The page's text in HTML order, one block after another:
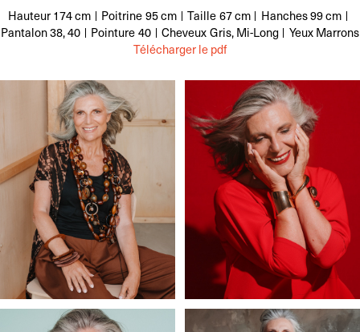
Hauteur 174 cm Poitrine95 cm Taille67 cm Hanches99 cm
Pantalon38, 40 Pointure40 CheveuxGris, Mi-Long YeuxMarrons
Télécharger le pdf